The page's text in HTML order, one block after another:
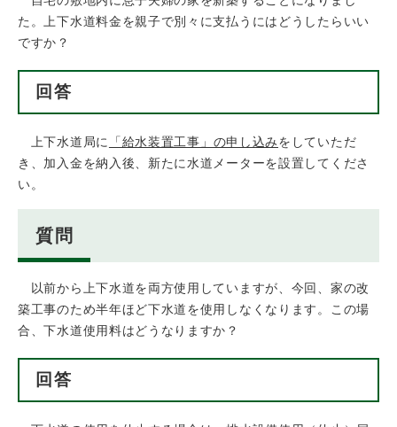
た。上下水道料金を親子で別々に支払うにはどうしたらいい
ですか？
回答
上下水道局に 「給水装置工事」の申し込みをしていただ
き、加入金を納入後、新たに水道メーターを設置してくださ
い。
質問
以前から上下水道を両方使用していますが、今回、家の改
築工事のため半年ほど下水道を使用しなくなります。この場
合、下水道使用料はどうなりますか？
回答